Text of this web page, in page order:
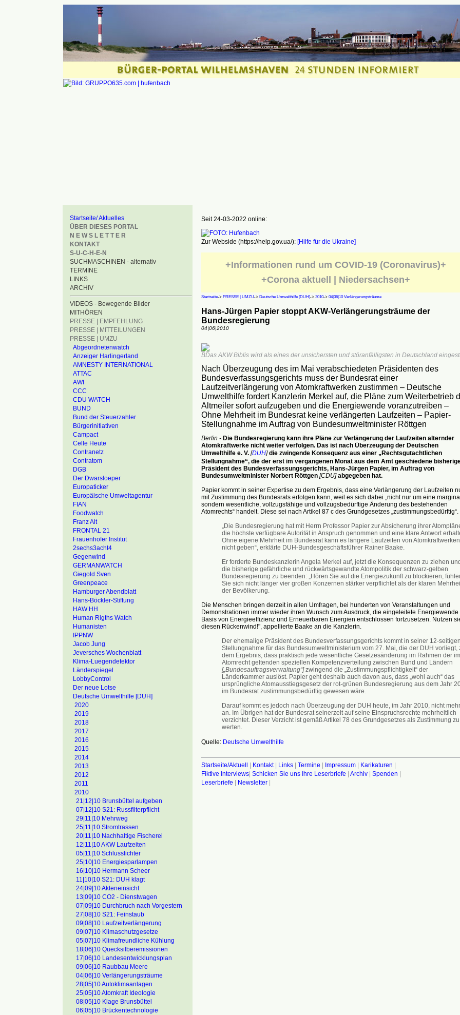
Startseite/ Aktuelles
ÜBER DIESES PORTAL
N E W S L E T T E R
KONTAKT
S-U-C-H-E-N
SUCHMASCHINEN - alternativ
TERMINE
LINKS
ARCHIV
VIDEOS - Bewegende Bilder
MITHÖREN
PRESSE | EMPFEHLUNG
PRESSE | MITTEILUNGEN
PRESSE | UMZU
Abgeordnetenwatch
Anzeiger Harlingerland
AMNESTY INTERNATIONAL
ATTAC
AWI
CCC
CDU WATCH
BUND
Bund der Steuerzahler
Bürgerinitiativen
Campact
Celle Heute
Contranetz
Contratom
DGB
Der Dwarsloeper
Europaticker
Europäische Umweltagentur
FIAN
Foodwatch
Franz Alt
FRONTAL 21
Frauenhofer Institut
2sechs3acht4
Gegenwind
GERMANWATCH
Giegold Sven
Greenpeace
Hamburger Abendblatt
Hans-Böckler-Stiftung
HAW HH
Human Rigths Watch
Humanisten
IPPNW
Jacob Jung
Jeversches Wochenblatt
Klima-Luegendetektor
Länderspiegel
LobbyControl
Der neue Lotse
Deutsche Umwelthilfe [DUH]
2020
2019
2018
2017
2016
2015
2014
2013
2012
2011
2010
21|12|10 Brunsbüttel aufgeben
07|12|10 S21: Russfilterpflicht
29|11|10 Mehrweg
25|11|10 Stromtrassen
20|11|10 Nachhaltige Fischerei
12|11|10 AKW Laufzeiten
05|11|10 Schlusslichter
25|10|10 Energiesparlampen
16|10|10 Hermann Scheer
11|10|10 S21: DUH klagt
24|09|10 Akteneinsicht
13|09|10 CO2 - Dienstwagen
07|09|10 Durchbruch nach Vorgestern
27|08|10 S21: Feinstaub
09|08|10 Laufzeitverlängerung
09|07|10 Klimaschutzgesetze
05|07|10 Klimafreundliche Kühlung
18|06|10 Quecksilberemissionen
17|06|10 Landesentwicklungsplan
09|06|10 Raubbau Meere
04|06|10 Verlängerungsträume
28|05|10 Autoklimaanlagen
25|05|10 Atomkraft Ideologie
08|05|10 Klage Brunsbüttel
06|05|10 Brückentechnologie
Seit 24-03-2022 online:
Zur Webside (https://help.gov.ua/): [Hilfe für die Ukraine]
+Informationen rund um COVID-19 (Coronavirus)+
+Corona aktuell | Niedersachsen+
Startseite-> PRESSE | UMZU-> Deutsche Umwelthilfe [DUH]-> 2010-> 04|06|10 Verlängerungsträume
Hans-Jürgen Papier stoppt AKW-Verlängerungsträume der
Bundesregierung
04|06|2010
BDas AKW Biblis wird als eines der unsichersten und störanfälligsten in Deutschland
Nach Überzeugung des im Mai verabschiedeten Präsidenten des
Bundesverfassungsgerichts muss der Bundesrat einer
Laufzeitverlängerung von Atomkraftwerken zustimmen – Deutsche
Umwelthilfe fordert Kanzlerin Merkel auf, die Pläne zum Weiterbetrieb
Altmeiler sofort aufzugeben und die Energiewende voranzutreiben –
Ohne Mehrheit im Bundesrat keine verlängerten Laufzeiten – Papier-
Stellungnahme im Auftrag von Bundesumweltminister Röttgen
Berlin - Die Bundesregierung kann ihre Pläne zur Verlängerung der Laufzeiten alternder
Atomkraftwerke nicht weiter verfolgen. Das ist nach Überzeugung der Deutschen
Umwelthilfe e. V. [DUH]die zwingende Konsequenz aus einer „Rechtsgutachtlichen
Stellungnahme“, die der erst im vergangenen Monat aus dem Amt geschiedene
Präsident des Bundesverfassungsgerichts, Hans-Jürgen Papier, im Auftrag von
Bundesumweltminister Norbert Röttgen [CDU]abgegeben hat.
Papier kommt in seiner Expertise zu dem Ergebnis, dass eine Verlängerung der Laufzeiten
mit Zustimmung des Bundesrats erfolgen kann, weil es sich dabei „nicht nur um eine
sondern wesentliche, vollzugsfähige und vollzugsbedürftige Änderung des bestehenden
Atomrechts“ handelt. Diese sei nach Artikel 87 c des Grundgesetzes „zustimmungsbedürftig“.
„Die Bundesregierung hat mit Herrn Professor Papier zur Absicherung ihrer
die höchste verfügbare Autorität in Anspruch genommen und eine klare Antwort
Ohne eigene Mehrheit im Bundesrat kann es längere Laufzeiten von Atomkraftwerken
nicht geben“, erklärte DUH-Bundesgeschäftsführer Rainer Baake.
Er forderte Bundeskanzlerin Angela Merkel auf, jetzt die Konsequenzen zu ziehen
die bisherige gefährliche und rückwärtsgewandte Atompolitik der schwarz-gelben
Bundesregierung zu beenden: „Hören Sie auf die Energiezukunft zu blockieren,
Sie sich nicht länger vier großen Konzernen stärker verpflichtet als der klaren
der Bevölkerung.
Die Menschen bringen derzeit in allen Umfragen, bei hunderten von Veranstaltungen und
Demonstrationen immer wieder ihren Wunsch zum Ausdruck, die eingeleitete Energiewende
Basis von Energieeffizienz und Erneuerbaren Energien entschlossen fortzusetzen. Nutzen
diesen Rückenwind!", appellierte Baake an die Kanzlerin.
Der ehemalige Präsident des Bundesverfassungsgerichts kommt in seiner 12-
Stellungnahme für das Bundesumweltministerium vom 27. Mai, die der DUH vorliegt,
dem Ergebnis, dass praktisch jede wesentliche Gesetzesänderung im Rahmen der im
Atomrecht geltenden speziellen Kompetenzverteilung zwischen Bund und Ländern
[„Bundesauftragsverwaltung“]zwingend die „Zustimmungspflichtigkeit“ der
Länderkammer auslöst. Papier geht deshalb auch davon aus, dass „wohl auch“ das
ursprüngliche Atomausstiegsgesetz der rot-grünen Bundesregierung aus dem Jahr
im Bundesrat zustimmungsbedürftig gewesen wäre.
Darauf kommt es jedoch nach Überzeugung der DUH heute, im Jahr 2010, nicht mehr
an. Im Übrigen hat der Bundesrat seinerzeit auf seine Einspruchsrechte mehrheitlich
verzichtet. Dieser Verzicht ist gemäß Artikel 78 des Grundgesetzes als Zustimmung zu
werten.
Quelle: Deutsche Umwelthilfe
Startseite/Aktuell | Kontakt| Links| Termine | Impressum| Karikaturen |
Fiktive Interviews| Schicken Sie uns Ihre Leserbriefe | Archiv| Spenden |
Leserbriefe | Newsletter|